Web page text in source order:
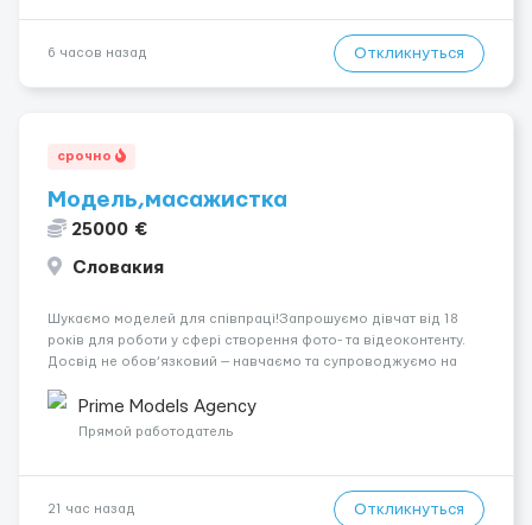
6 часов назад Откликнуться
срочно
Модель,масажистка
25000 €
Словакия
Шукаємо моделей для співпраці!Запрошуємо дівчат від 18
років для роботи у сфері створення фото- та відеоконтенту.
Досвід не обов’язковий — навчаємо та супроводжуємо на
конфіденційність і професійну підтримку. Працюємо офіційно,
поважаємо особ...
Prime Models Agency
Прямой работодатель
21 час назад Откликнуться